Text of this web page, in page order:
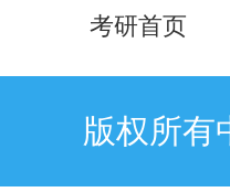
考研首页
版权所有